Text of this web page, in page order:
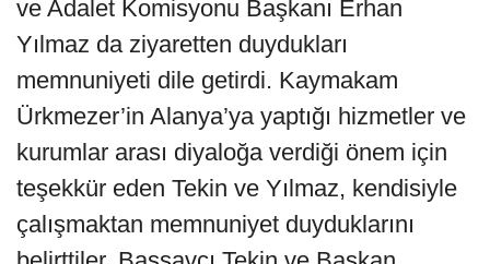
ve Adalet Komisyonu Başkanı Erhan
Yılmaz da ziyaretten duydukları
memnuniyeti dile getirdi. Kaymakam
Ürkmezer’in Alanya’ya yaptığı hizmetler ve
kurumlar arası diyaloğa verdiği önem için
teşekkür eden Tekin ve Yılmaz, kendisiyle
çalışmaktan memnuniyet duyduklarını